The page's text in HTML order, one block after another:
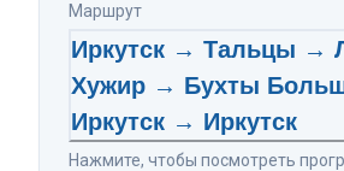
Маршрут
Иркутск → Тальцы →
Хужир → Бухты
Иркутск → Иркутск
Нажмите, чтобы посмотреть